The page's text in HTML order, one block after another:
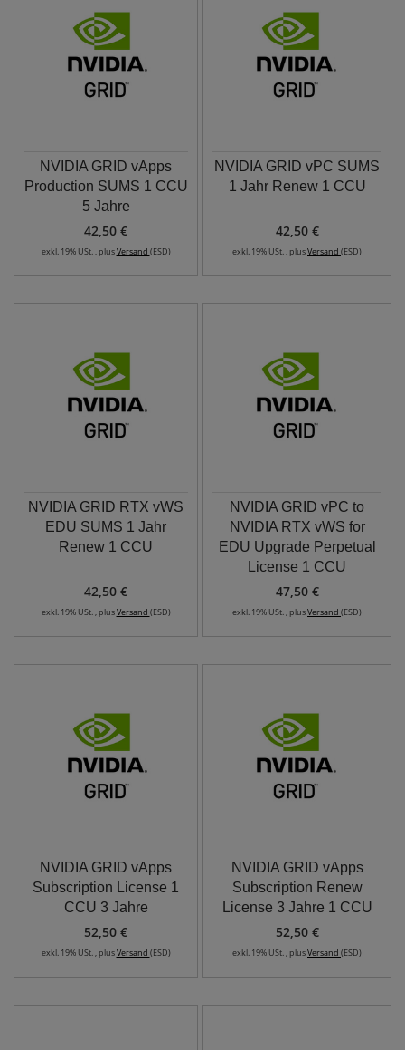
NVIDIA GRID vApps
Production SUMS 1 CCU
5 Jahre
42,50 €
exkl. 19% USt. , plusVersand (ESD)
NVIDIA GRID vPC SUMS
1 Jahr Renew 1 CCU
42,50 €
exkl. 19% USt. , plusVersand (ESD)
NVIDIA GRID RTX vWS
EDU SUMS 1 Jahr
Renew 1 CCU
42,50 €
exkl. 19% USt. , plusVersand (ESD)
NVIDIA GRID vPC to
NVIDIA RTX vWS for
EDU Upgrade Perpetual
License 1 CCU
47,50 €
exkl. 19% USt. , plusVersand (ESD)
NVIDIA GRID vApps
Subscription License 1
CCU 3 Jahre
52,50 €
exkl. 19% USt. , plusVersand (ESD)
NVIDIA GRID vApps
Subscription Renew
License 3 Jahre 1 CCU
52,50 €
exkl. 19% USt. , plusVersand (ESD)